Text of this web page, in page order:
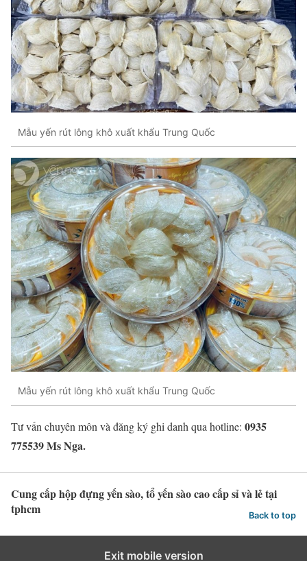
Mẫu yến rút lông khô xuất khẩu Trung Quốc
Mẫu yến rút lông khô xuất khẩu Trung Quốc
Tư vấn chuyên môn và đăng ký ghi danh qua hotline: 0935
775539 Ms Nga.
Cung cấp hộp đựng yến sào, tổ yến sào cao cấp sỉ và lẻ tại
tphcm
Back to top
Exit mobile version